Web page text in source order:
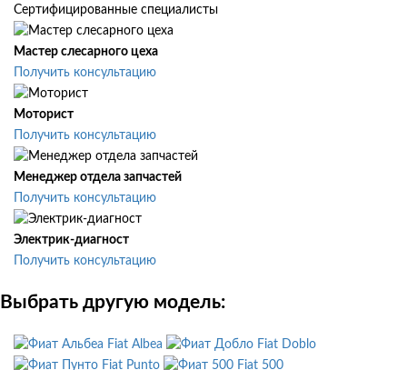
Сертифицированные специалисты
Мастер слесарного цеха
Получить консультацию
Моторист
Получить консультацию
Менеджер отдела запчастей
Получить консультацию
Электрик-диагност
Получить консультацию
Выбрать другую модель:
Fiat Albea
Fiat Doblo
Fiat Punto
Fiat 500